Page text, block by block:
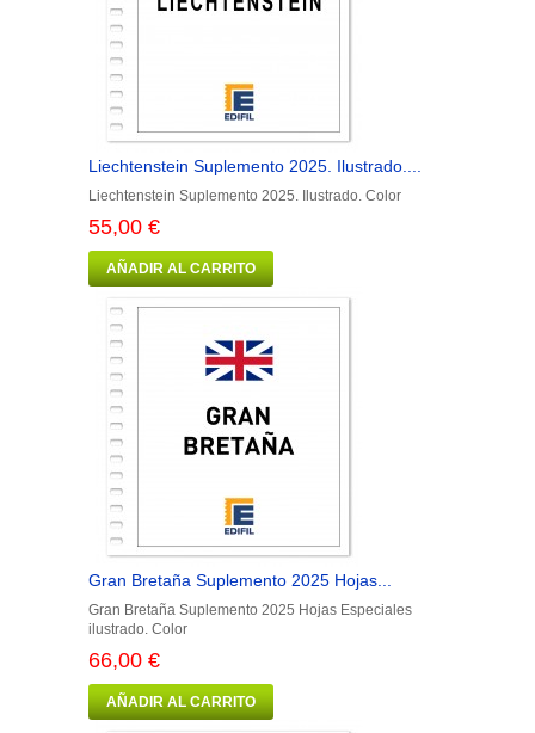
Liechtenstein Suplemento 2025. Ilustrado....
Liechtenstein Suplemento 2025. Ilustrado. Color
55,00 €
AÑADIR AL CARRITO
Gran Bretaña Suplemento 2025 Hojas...
Gran Bretaña Suplemento 2025 Hojas Especiales
ilustrado. Color
66,00 €
AÑADIR AL CARRITO